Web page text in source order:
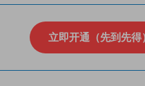
立即开通（先到先得